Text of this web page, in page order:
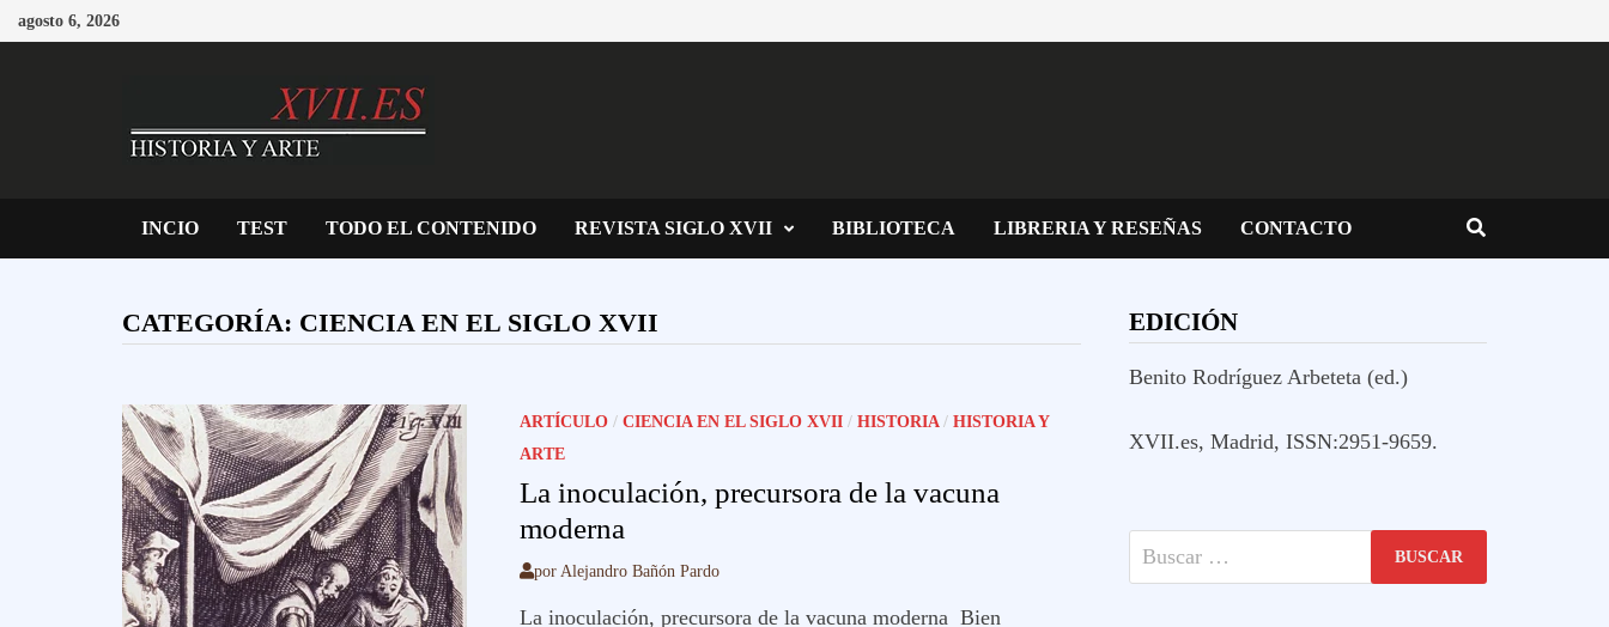
Saltar
al
agosto 6, 2026
INCIO TEST TODO EL CONTENIDO REVISTA SIGLO XVII BIBLIOTECA LIBRERIA Y RESEÑAS CONTACTO
CATEGORÍA: CIENCIA EN EL SIGLO XVII
ARTÍCULO/ CIENCIA EN EL SIGLO XVII/ HISTORIA/ HISTORIA Y
ARTE
La inoculación, precursora de la vacuna
moderna
por Alejandro Bañón Pardo
La inoculación, precursora de la vacuna moderna Bien
EDICIÓN
Benito Rodríguez Arbeteta (ed.)
XVII.es, Madrid, ISSN:2951-9659.
Buscar: